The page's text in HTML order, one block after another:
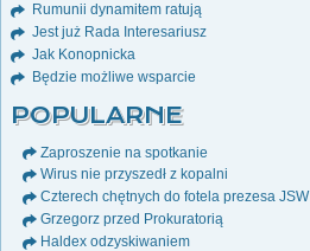
Rumunii dynamitem ratują
Jest już Rada Interesariusz
Jak Konopnicka
Będzie możliwe wsparcie
POPULARNE
Zaproszenie na spotkanie
Wirus nie przyszedł z kopalni
Czterech chętnych do fotela prezesa JSW
Grzegorz przed Prokuratorią
Haldex odzyskiwaniem